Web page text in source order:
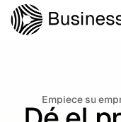
Empiece su